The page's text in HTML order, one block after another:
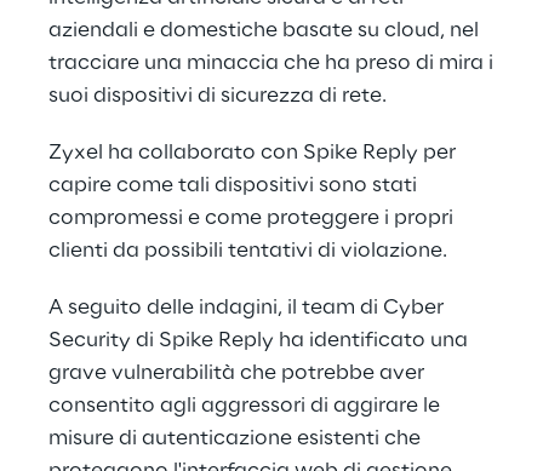
aziendali e domestiche basate su cloud, nel
tracciare una minaccia che ha preso di mira i
suoi dispositivi di sicurezza di rete.
Zyxel ha collaborato con Spike Reply per
capire come tali dispositivi sono stati
compromessi e come proteggere i propri
clienti da possibili tentativi di violazione.
A seguito delle indagini, il team di Cyber
Security di Spike Reply ha identificato una
grave vulnerabilità che potrebbe aver
consentito agli aggressori di aggirare le
misure di autenticazione esistenti che